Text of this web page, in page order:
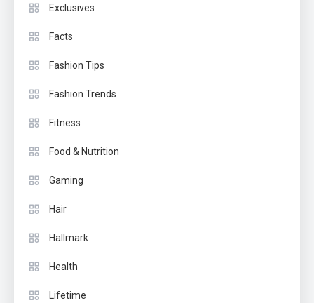
Exclusives
Facts
Fashion Tips
Fashion Trends
Fitness
Food & Nutrition
Gaming
Hair
Hallmark
Health
Lifetime